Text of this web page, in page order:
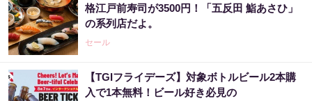
格江戸前寿司が3500円！「五反田 鮨あさひ」
の系列店だよ。
セール
【TGIフライデーズ】対象ボトルビール2本購
入で1本無料！ビール好き必見の